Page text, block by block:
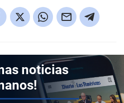
noticias